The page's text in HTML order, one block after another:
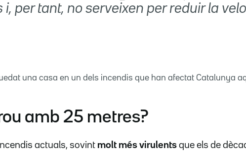
i, per tant, no serveixen per reduir la
una casa en un dels incendis que han afectat Catalunya
amb 25 metres?
actuals, sovint molt més virulents que els de